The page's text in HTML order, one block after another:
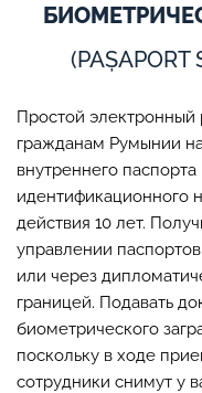
(PAȘAPORT
Простой электронный
гражданам Румынии
внутреннего паспорта
идентификационного
действия 10 лет.
управлении
или через
границей. Подавать
биометрического
поскольку в ходе
сотрудники снимут у